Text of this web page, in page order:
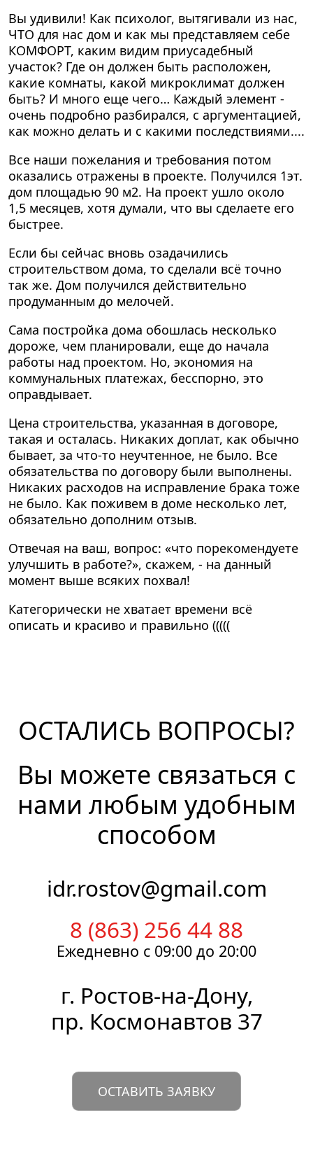
Вы удивили! Как психолог, вытягивали из нас,
ЧТО для нас дом и как мы представляем себе
КОМФОРТ, каким видим приусадебный
участок? Где он должен быть расположен,
какие комнаты, какой микроклимат должен
быть? И много еще чего… Каждый элемент -
очень подробно разбирался, с аргументацией,
как можно делать и с какими последствиями....
Все наши пожелания и требования потом
оказались отражены в проекте. Получился 1эт.
дом площадью 90 м2. На проект ушло около
1,5 месяцев, хотя думали, что вы сделаете его
быстрее.
Если бы сейчас вновь озадачились
строительством дома, то сделали всё точно
так же. Дом получился действительно
продуманным до мелочей.
Сама постройка дома обошлась несколько
дороже, чем планировали, еще до начала
работы над проектом. Но, экономия на
коммунальных платежах, бесспорно, это
оправдывает.
Цена строительства, указанная в договоре,
такая и осталась. Никаких доплат, как обычно
бывает, за что-то неучтенное, не было. Все
обязательства по договору были выполнены.
Никаких расходов на исправление брака тоже
не было. Как поживем в доме несколько лет,
обязательно дополним отзыв.
Отвечая на ваш, вопрос: «что порекомендуете
улучшить в работе?», скажем, - на данный
момент выше всяких похвал!
Категорически не хватает времени всё
описать и красиво и правильно (((((
ОСТАЛИСЬ ВОПРОСЫ?
Вы можете связаться с
нами любым удобным
способом
8 (863) 256 44 88
idr.rostov@gmail.com
г. Ростов-на-Дону,
пр. Космонавтов 37
Ежедневно с 09:00 до 20:00
ОСТАВИТЬ ЗАЯВКУ